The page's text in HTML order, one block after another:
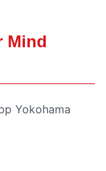
Mind
Yokohama